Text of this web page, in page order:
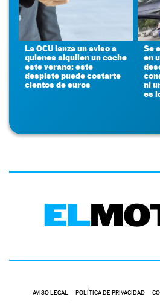
La OCU lanza un aviso a
quienes alquilen un coche
este verano: este
despiste puede costarte
cientos de euros
Se
en
ni
es
AVISO LEGAL POLÍTICA DE PRIVACIDAD